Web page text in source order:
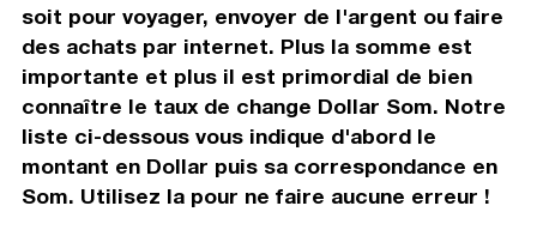
soit pour voyager, envoyer de l'argent ou faire
des achats par internet. Plus la somme est
importante et plus il est primordial de bien
connaître le taux de change Dollar Som. Notre
liste ci-dessous vous indique d'abord le
montant en Dollar puis sa correspondance en
Som. Utilisez la pour ne faire aucune erreur !